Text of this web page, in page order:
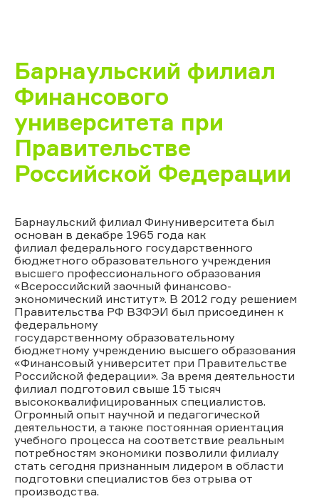
Барнаульский филиал
Финансового
университета при
Правительстве
Российской Федерации
Барнаульский филиал Финуниверситета был
основан в декабре 1965 года как
филиал федерального государственного
бюджетного образовательного учреждения
высшего профессионального образования
«Всероссийский заочный финансово-
экономический институт». В 2012 году решением
Правительства РФ ВЗФЭИ был присоединен к
федеральному
государственному образовательному
бюджетному учреждению высшего образования
«Финансовый университет при Правительстве
Российской федерации». За время деятельности
филиал подготовил свыше 15 тысяч
высококвалифицированных специалистов.
Огромный опыт научной и педагогической
деятельности, а также постоянная ориентация
учебного процесса на соответствие реальным
потребностям экономики позволили филиалу
стать сегодня признанным лидером в области
подготовки специалистов без отрыва от
производства.